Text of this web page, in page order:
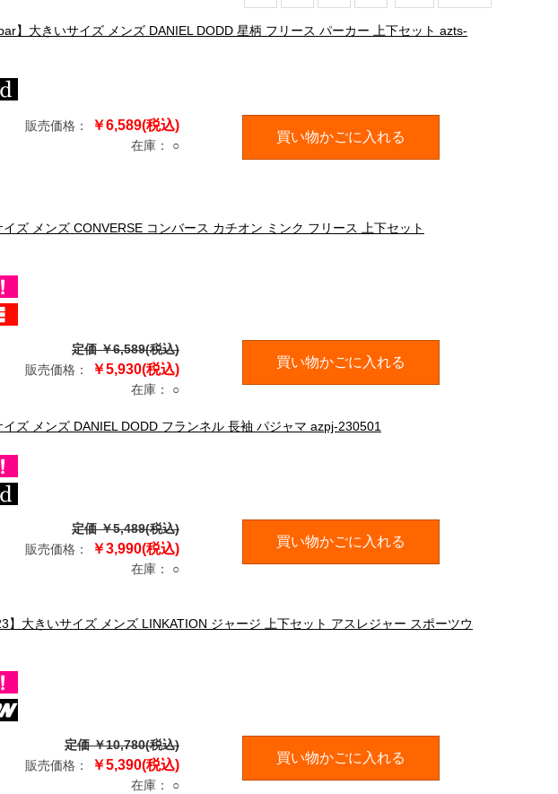
】大きいサイズ メンズ DANIEL DODD 星柄 フリース パーカー 上下セット azts-
販売価格： ￥6,589(税込)
在庫： ○
買い物かごに入れる
イズ メンズ CONVERSE コンバース カチオン ミンク フリース 上下セット
定価 ￥6,589(税込)
販売価格：
￥5,930(税込)
在庫： ○
買い物かごに入れる
イズ メンズ DANIEL DODD フランネル 長袖 パジャマ azpj-230501
定価 ￥5,489(税込)
販売価格：
￥3,990(税込)
在庫： ○
買い物かごに入れる
】大きいサイズ メンズ LINKATION ジャージ 上下セット アスレジャー スポーツウ
定価 ￥10,780(税込)
販売価格：
￥5,390(税込)
在庫： ○
買い物かごに入れる